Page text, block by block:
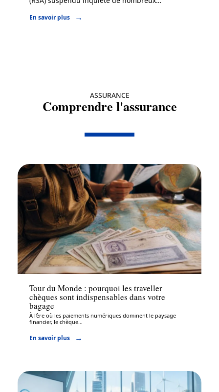
En savoir plus
ASSURANCE
Comprendre l'assurance
Assurance
Tour du Monde : pourquoi les traveller
chèques sont indispensables dans votre
bagage
À l'ère où les paiements numériques dominent le paysage
financier, le chèque…
En savoir plus